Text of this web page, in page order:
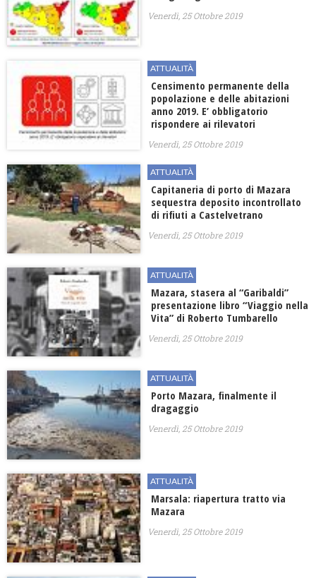
Venerdì, 25 Ottobre 2019
ATTUALITÀ
Censimento permanente della
popolazione e delle abitazioni
anno 2019. E’ obbligatorio
rispondere ai rilevatori
Venerdì, 25 Ottobre 2019
ATTUALITÀ
Capitaneria di porto di Mazara
sequestra deposito incontrollato
di rifiuti a Castelvetrano
Venerdì, 25 Ottobre 2019
ATTUALITÀ
Mazara, stasera al “Garibaldi”
presentazione libro “Viaggio nella
Vita” di Roberto Tumbarello
Venerdì, 25 Ottobre 2019
ATTUALITÀ
Porto Mazara, finalmente il
dragaggio
Venerdì, 25 Ottobre 2019
ATTUALITÀ
Marsala: riapertura tratto via
Mazara
Venerdì, 25 Ottobre 2019